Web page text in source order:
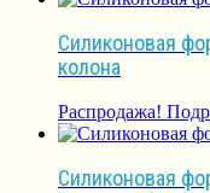
Силиконовая
колона
Распродажа!
Силиконовая